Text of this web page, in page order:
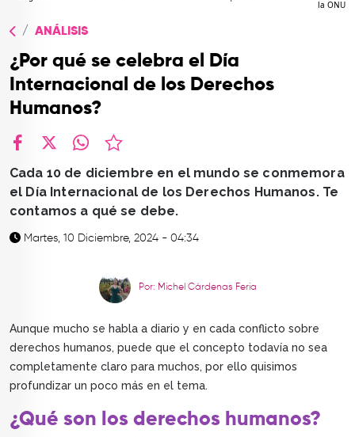
CONTACTO
la ONU
ANÁLISIS
¿Por qué se celebra el Día
Internacional de los Derechos
Humanos?
Cada 10 de diciembre en el mundo se conmemora
el Día Internacional de los Derechos Humanos. Te
contamos a qué se debe.
Martes, 10 Diciembre, 2024 - 04:34
Por: Michel Cárdenas Feria
Aunque mucho se habla a diario y en cada conflicto sobre
derechos humanos, puede que el concepto todavía no sea
completamente claro para muchos, por ello quisimos
profundizar un poco más en el tema.
¿Qué son los derechos humanos?